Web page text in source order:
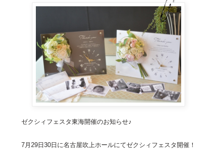
ゼクシィフェスタ東海開催のお知らせ♪
7月29日30日に名古屋吹上ホールにてゼクシィフェスタ開催！